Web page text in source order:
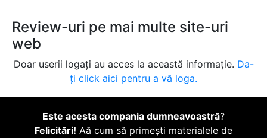
Review-uri pe mai multe site-uri
web
Doar userii logați au acces la această informație. Da-
ți click aici pentru a vă loga.
Este acesta compania dumneavoastră?
Felicitări! Aă cum să primești materialele de